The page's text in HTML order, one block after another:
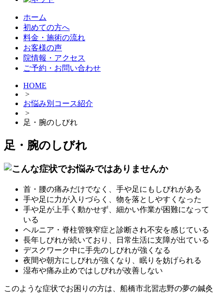
ホーム
初めての方へ
料金・施術の流れ
お客様の声
院情報・アクセス
ご予約・お問い合わせ
HOME
>
お悩み別コース紹介
>
足・腕のしびれ
足・腕のしびれ
首・腰の痛みだけでなく、手や足にもしびれがある
手や足に力が入りづらく、物を落としやすくなった
手や足が上手く動かせず、細かい作業が困難になって
いる
ヘルニア・脊柱管狭窄症と診断され不安を感じている
長年しびれが続いており、日常生活に支障が出ている
デスクワーク中に手先のしびれが強くなる
夜間や朝方にしびれが強くなり、眠りを妨げられる
湿布や痛み止めではしびれが改善しない
このような症状でお困りの方は、船橋市北習志野の夢の鍼灸